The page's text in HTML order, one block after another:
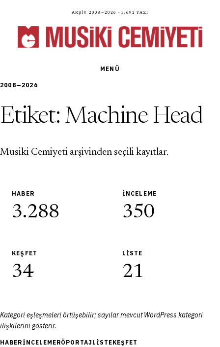
Arşiv 2008—2026 · 3.692 yazı
MENÜ
2008—2026
Etiket: Machine Head
Musiki Cemiyeti arşivinden seçili kayıtlar.
HABER
3.288
İNCELEME
350
KEŞFET
34
LISTE
21
Kategori eşleşmeleri örtüşebilir; sayılar mevcut WordPress kategori
ilişkilerini gösterir.
HABER İNCELEMERÖPORTAJ LISTEKEŞFET